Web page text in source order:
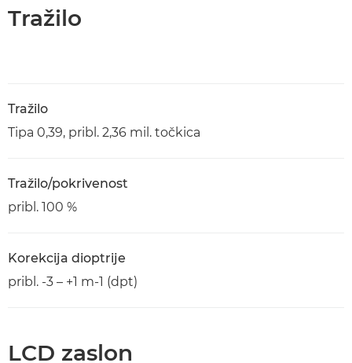
Tražilo
Tražilo
Tipa 0,39, pribl. 2,36 mil. točkica
Tražilo/pokrivenost
pribl. 100 %
Korekcija dioptrije
pribl. -3 – +1 m-1 (dpt)
LCD zaslon